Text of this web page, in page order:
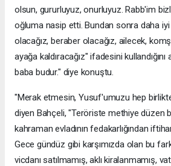
olsun, gururluyuz, onurluyuz. Rabb'im
oğluma nasip etti. Bundan sonra daha
olacağız, beraber olacağız, ailecek,
ayağa kaldıracağız" ifadesini
baba budur." diye konuştu.
"Merak etmesin, Yusuf'umuzu hep
diyen Bahçeli, "Teröriste methiye düzen
kahraman evladının fedakarlığından
Gece gündüz gibi karşımızda olan bu
vicdanı satılmamış, aklı kiralanmamış,